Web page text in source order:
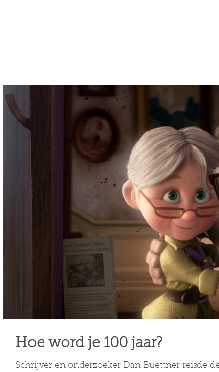
Hoe word je 100 jaar?
Schrijver en onderzoeker Dan Buettner reisde